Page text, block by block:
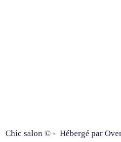
Chic salon © - Hébergé par